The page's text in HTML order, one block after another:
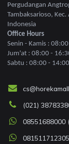
Pergudangan
Tambaksarioso,
Indonesia
Office Hours
Senin - Kamis :
Jum'at : 08:00 -
Sabtu : 08:00 -
(021)
08551688000